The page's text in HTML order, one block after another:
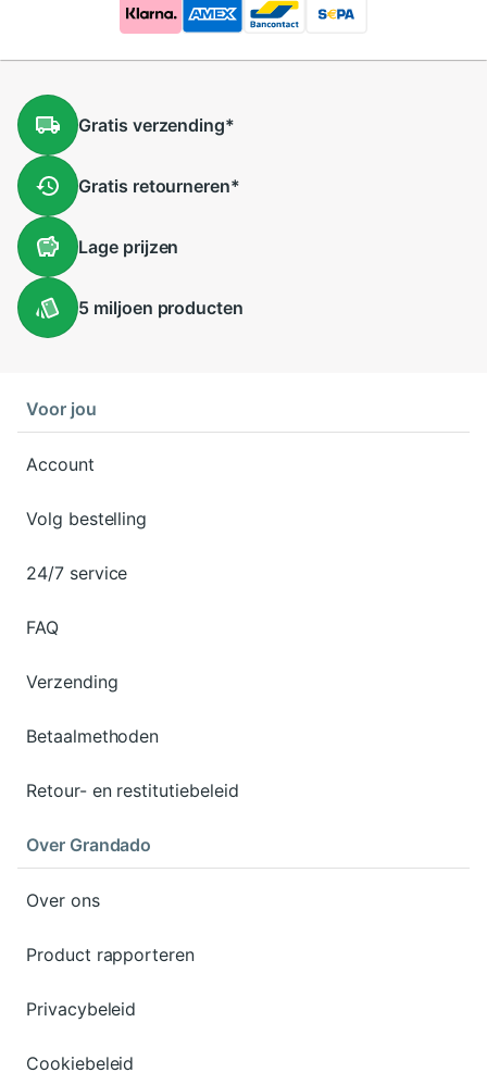
Gratis verzending*
Gratis retourneren*
Lageprijzen
5 miljoen producten
Voor jou
Account
Volg bestelling
24/7 service
FAQ
Verzending
Betaalmethoden
Retour- en restitutiebeleid
Over Grandado
Over ons
Product rapporteren
Privacybeleid
Cookiebeleid